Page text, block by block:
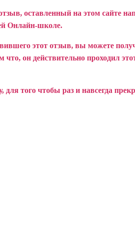
оставленный на этом сайте
Онлайн-школе.
этот отзыв, вы можете
он действительно проходил
того чтобы раз и навсегда